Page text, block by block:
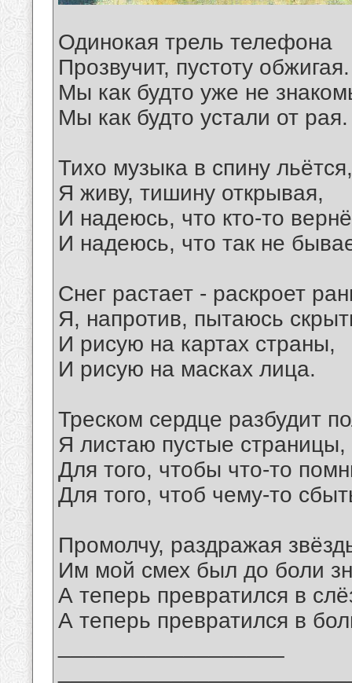
Одинокая трель телефона
Прозвучит, пустоту обжигая.
Мы как будто уже не
Мы как будто устали от рая.
Тихо музыка в спину льётся,
Я живу, тишину открывая,
И надеюсь, что кто-то
И надеюсь, что так не
Снег растает - раскроет
Я, напротив, пытаюсь
И рисую на картах страны,
И рисую на масках лица.
Треском сердце разбудит
Я листаю пустые страницы,
Для того, чтобы что-то
Для того, чтоб чему-то
Промолчу, раздражая
Им мой смех был до боли
А теперь превратился в
А теперь превратился в